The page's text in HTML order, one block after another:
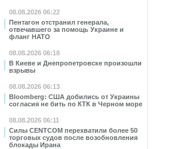
08.08.2026 06:22
Пентагон отстранил генерала,
отвечавшего за помощь Украине и
фланг НАТО
08.08.2026 06:18
В Киеве и Днепропетровске произошли
взрывы
08.08.2026 06:13
Bloomberg: США добились от Украины
согласия не бить по КТК в Черном море
08.08.2026 06:11
Силы CENTCOM перехватили более 50
торговых судов после возобновления
блокады Ирана